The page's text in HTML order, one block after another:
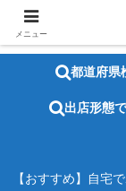
都道府県
出店形態
【おすすめ】自宅
メニュー